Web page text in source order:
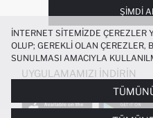
ŞIMDI
UYGULAMAMIZI İNDIRIN
İNTERNET SITEMIZDE ÇEREZLER
OLUP; GEREKLI OLAN ÇEREZLER,
SUNULMASI AMACIYLA
ÜÇÜNCÜ TARAF ÇEREZLER ISE
DENEYIMI SUNULABILMESI,
KIŞISELLEŞTIRMESI VE AÇIK RIZA
YÖNELIK PAZARLAMA